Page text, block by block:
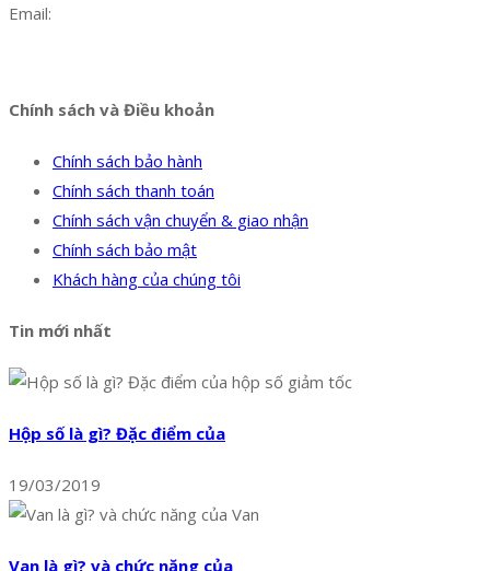
Email:
Chính sách và Điều khoản
Chính sách bảo hành
Chính sách thanh toán
Chính sách vận chuyển & giao nhận
Chính sách bảo mật
Khách hàng của chúng tôi
Tin mới nhất
Hộp số là gì? Đặc điểm của
19/03/2019
Van là gì? và chức năng của